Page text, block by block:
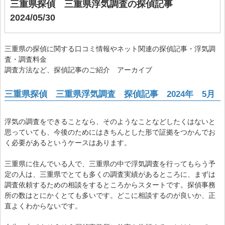
三重県探偵 三重県浮気調査の探偵記事
2024/05/30
三重県の探偵に関する口コミ情報やネット関連の探偵記事・浮気調
査・調査料金
調査方法など、探偵記事のご紹介 アーカイブ
三重県探偵 三重県浮気調査 探偵記事 2024年 5月
浮気の調査をできることなら、そのようなことなどしたくはないと
思っていても、今後のためにはきちんとした形で証拠をつかんでお
く必要があるというケースはあります。
三重県に住んでいる人で、三重県の中で浮気調査を行ってもらう予
定の人は、三重県でとても多くの調査実績があるところに、まずは
調査依頼するための相談をするところからスタートです。探偵事務
所の数はとにかくとても多いです。どこに相談するのが良いか、正
直よくわからないです。